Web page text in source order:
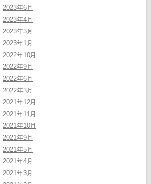
2023年6月
2023年4月
2023年3月
2023年1月
2022年10月
2022年9月
2022年6月
2022年3月
2021年12月
2021年11月
2021年10月
2021年9月
2021年5月
2021年4月
2021年3月